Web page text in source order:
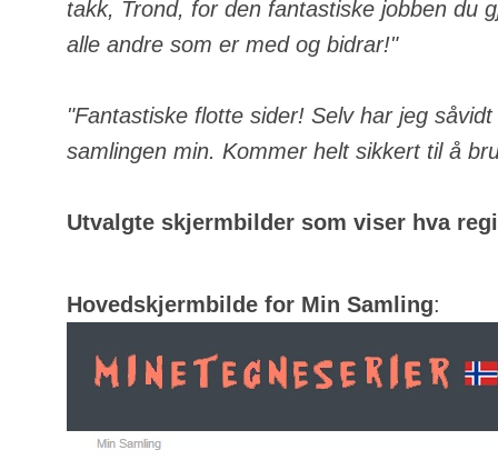
takk, Trond, for den fantastiske jobben du
alle andre som er med og bidrar!"
"Fantastiske flotte sider! Selv har jeg
samlingen min. Kommer helt sikkert til å
Utvalgte skjermbilder som viser hva
Hovedskjermbilde for Min Samling: